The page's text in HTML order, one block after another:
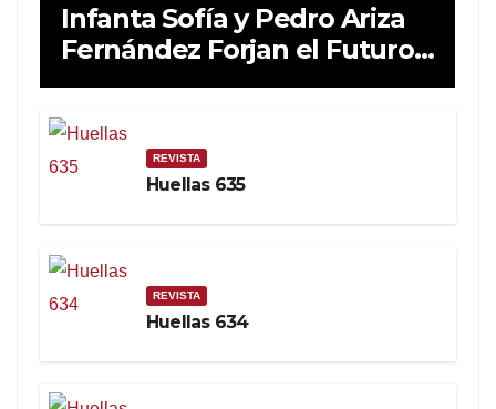
Infanta Sofía y Pedro Ariza
Fernández Forjan el Futuro
de la Soberanía Real
REVISTA
Huellas 635
REVISTA
Huellas 634